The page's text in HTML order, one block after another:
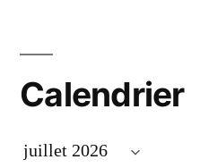
Calendrier